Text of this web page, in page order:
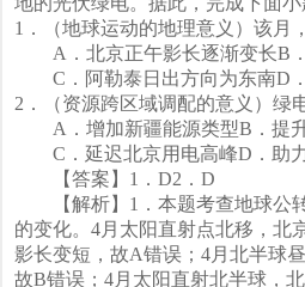
1．（地球运动的地理意义）该月，
A．北京正午影长逐渐变长B．
C．阿勒泰日出方向为东南D
2．（资源跨区域调配的意义）绿
A．增加新疆能源类型B．提
C．延迟北京用电高峰D．助
【答案】1．D2．D
【解析】1．本题考查地球公
的变化。4月太阳直射点北移，北
影长变短，故A错误；4月北半球
故B错误；4月太阳直射北半球，